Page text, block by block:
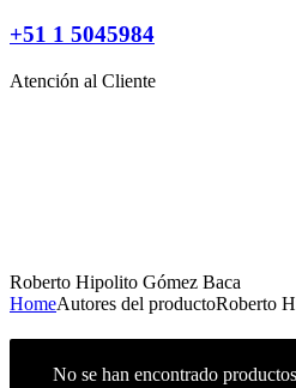
+51 1 5045984
Atención al Cliente
Roberto Hipolito Gómez Baca
HomeAutores del productoRoberto
No se han encontrado